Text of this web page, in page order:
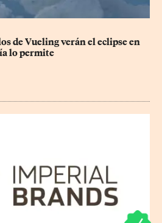
de Vueling verán el eclipse en
lo permite